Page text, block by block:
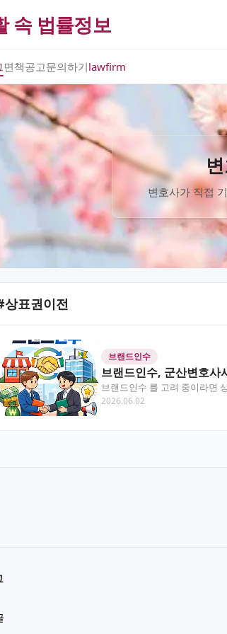
속 법률정보
면책공고문의하기lawfirm
변호사가 직접
상표권이전
브랜드인수
브랜드인수, 군산변호사
브랜드인수 를 고려 중이라면
안내합니다. 목차 브랜…
2026.06.02